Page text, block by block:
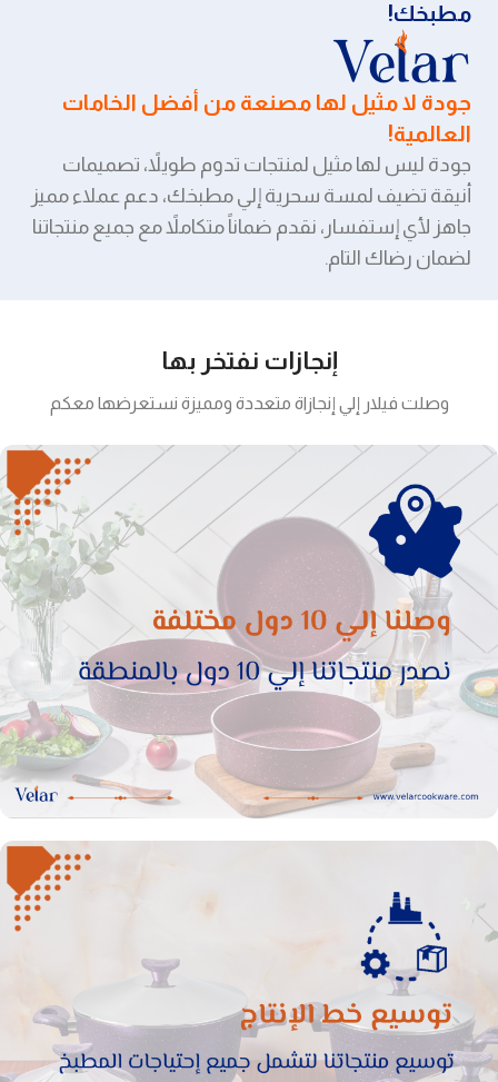
مطبخك!
جودة لا مثيل لها مصنعة من أفضل الخامات
العالمية!
جودة ليس لها مثيل لمنتجات تدوم طويلاً، تصميمات
أنيقة تضيف لمسة سحرية إلي مطبخك، دعم عملاء مميز
جاهز لأي إستفسار، نقدم ضماناً متكاملاً مع جميع منتجاتنا
لضمان رضاك التام.
إنجازات نفتخر بها
وصلت فيلار إلي إنجازاة متعددة ومميزة نستعرضها معكم